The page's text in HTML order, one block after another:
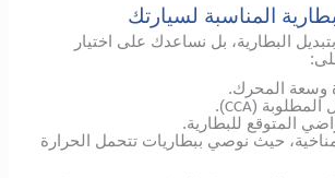
المناسبة لسيارتك
البطارية، بل نساعدك على اختيار
وسعة المحرك.
المطلوبة (CCA
).
المتوقع للبطارية.
حيث نوصي ببطاريات تتحمل الحرارة